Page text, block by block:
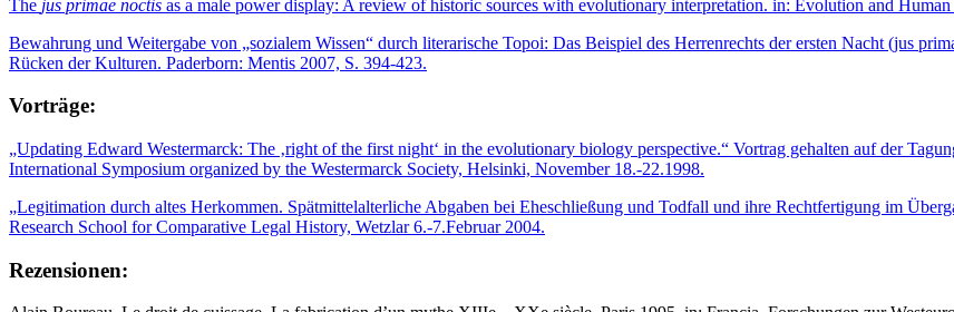
The jus primae noctis as a male power display: A review of historic sources with evolutionary interpretation. in: Evolution and
Bewahrung und Weitergabe von „sozialem Wissen“ durch literarische Topoi: Das Beispiel des Herrenrechts der ersten Nacht (jus
Rücken der Kulturen. Paderborn: Mentis 2007, S. 394-423.
Vorträge:
„Updating Edward Westermarck: The ‚right of the first night‘ in the evolutionary biology perspective.“ Vortrag gehalten auf der
International Symposium organized by the Westermarck Society, Helsinki, November 18.-22.1998.
„Legitimation durch altes Herkommen. Spätmittelalterliche Abgaben bei Eheschließung und Todfall und ihre Rechtfertigung im
Research School for Comparative Legal History, Wetzlar 6.-7.Februar 2004.
Rezensionen: